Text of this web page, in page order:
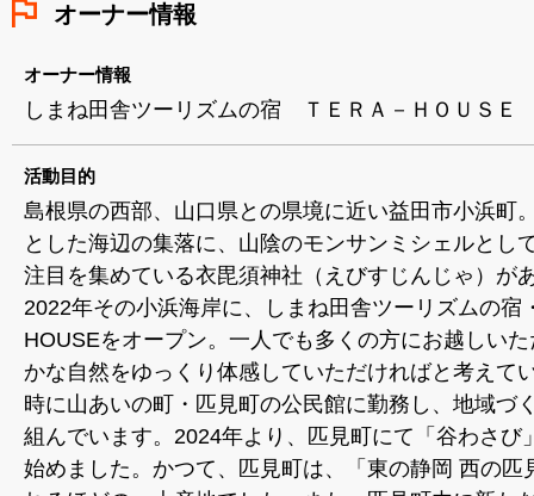
オーナー情報
オーナー情報
しまね田舎ツーリズムの宿 ＴＥＲＡ－ＨＯＵＳＥ
活動目的
島根県の西部、山口県との県境に近い益田市小浜町
とした海辺の集落に、山陰のモンサンミシェルとし
注目を集めている衣毘須神社（えびすじんじゃ）が
2022年その小浜海岸に、しまね田舎ツーリズムの宿
HOUSEをオープン。一人でも多くの方にお越しい
かな自然をゆっくり体感していただければと考えて
時に山あいの町・匹見町の公民館に勤務し、地域づ
組んでいます。2024年より、匹見町にて「谷わさび
始めました。かつて、匹見町は、「東の静岡 西の匹